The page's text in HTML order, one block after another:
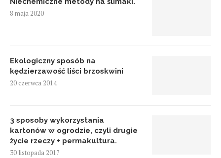
8 maja 2020
Ekologiczny sposób na
kędzierzawość liści brzoskwini
20 czerwca 2014
3 sposoby wykorzystania
kartonów w ogrodzie, czyli drugie
życie rzeczy + permakultura.
30 listopada 2017